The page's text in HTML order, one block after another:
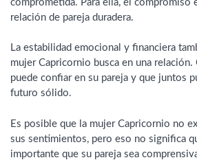
comprometida. Para ella, el compromiso
relación de pareja duradera.
La estabilidad emocional y financiera
mujer Capricornio busca en una relación.
puede confiar en su pareja y que juntos
futuro sólido.
Es posible que la mujer Capricornio no
sus sentimientos, pero eso no significa
importante que su pareja sea